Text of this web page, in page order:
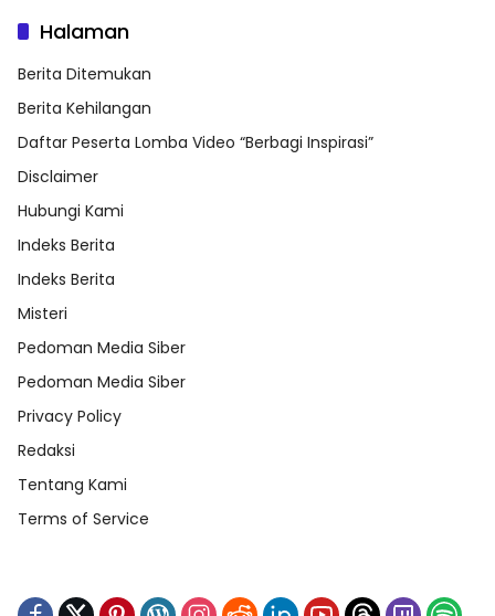
Halaman
Berita Ditemukan
Berita Kehilangan
Daftar Peserta Lomba Video “Berbagi Inspirasi”
Disclaimer
Hubungi Kami
Indeks Berita
Indeks Berita
Misteri
Pedoman Media Siber
Pedoman Media Siber
Privacy Policy
Redaksi
Tentang Kami
Terms of Service